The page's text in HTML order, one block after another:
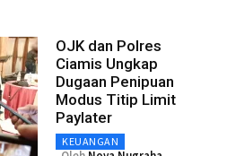
OJK dan Polres
Ciamis Ungkap
Dugaan Penipuan
Modus Titip Limit
Paylater
KEUANGAN